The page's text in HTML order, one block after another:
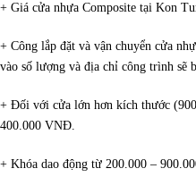
+ Giá cửa nhựa Composite tại Kon
+ Công lắp đặt và vận chuyển cửa
vào số lượng và địa chỉ công trình sẽ
+ Đối với cửa lớn hơn kích thước
400.000 VNĐ.
+ Khóa dao động từ 200.000 –